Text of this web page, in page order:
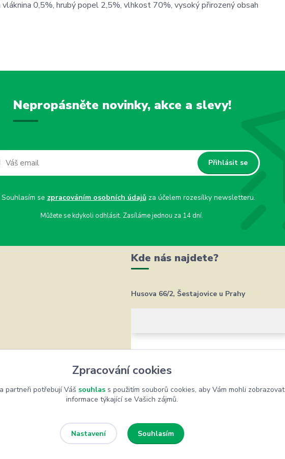
0,5%, hrubý popel 2,5%, vlhkost 70%, vysoký přirozený obsah
Nepropásněte novinky, akce a slevy!
Přihlásit se
Souhlasím se zpracováním osobních údajůza účelem rozesílky newsletteru.
Můžete se kdykoli odhlásit. Zasíláme jednou za 14 dní.
Kde nás najdete?
Husova 66/2, Šestajovice u Prahy
Zpracování cookies
partneři potřebují Váš souhlass použitím souborů cookies, aby Vám mohli zobrazovat
informace týkající se Vašich zájmů.
Nastavení Souhlasím